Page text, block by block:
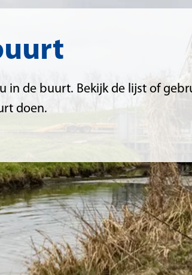
in de buurt. Bekijk de lijst of
doen.